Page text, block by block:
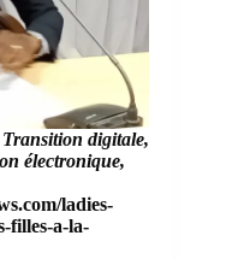
digitale,
électronique,
ladies-
filles-a-la-